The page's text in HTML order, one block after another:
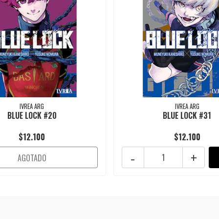
IVREA ARG
BLUE LOCK #20
$12.100
AGOTADO
IVREA ARG
BLUE LOCK #31
$12.100
+
-